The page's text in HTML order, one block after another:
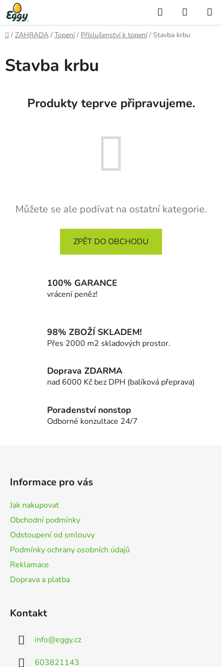
Přejít
na
obsah
Hledat
KOŠÍK
Domů
/ ZAHRADA / Topení / Příslušenství k topení / Stavba krbu
Stavba krbu
Produkty teprve připravujeme.
Můžete se ale podívat na ostatní kategorie.
ZPĚT DO OBCHODU
100% GARANCE
vrácení peněz!
98% ZBOŽÍ SKLADEM!
Přes 2000 m2 skladových prostor.
Doprava ZDARMA
nad 6000 Kč bez DPH (balíková přeprava)
Poradenství nonstop
Odborné konzultace 24/7
Informace pro vás
Jak nakupovat
Obchodní podmínky
Odstoupení od smlouvy
Podmínky ochrany osobních údajů
Reklamace
Doprava a platba
Kontakt
info@eggy.cz
603821143